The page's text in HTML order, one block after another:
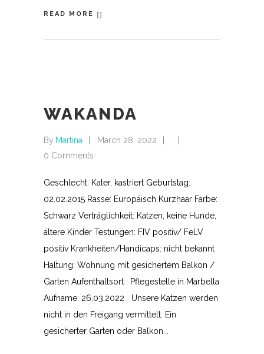
READ MORE
WAKANDA
By Martina
March 28, 2022
0 Comments
Geschlecht: Kater, kastriert Geburtstag:
02.02.2015 Rasse: Europäisch Kurzhaar Farbe:
Schwarz Verträglichkeit: Katzen, keine Hunde,
ältere Kinder Testungen: FIV positiv/ FeLV
positiv Krankheiten/Handicaps: nicht bekannt
Haltung: Wohnung mit gesichertem Balkon /
Garten Aufenthaltsort : Pflegestelle in Marbella
Aufname: 26.03.2022 Unsere Katzen werden
nicht in den Freigang vermittelt. Ein
gesicherter Garten oder Balkon